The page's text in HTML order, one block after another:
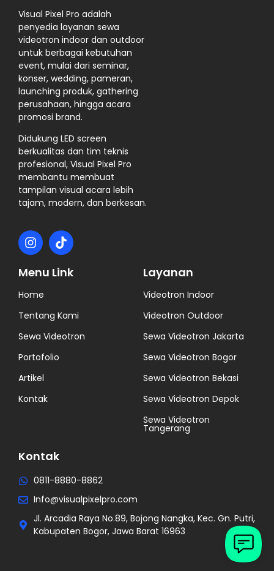
Visual Pixel Pro adalah
penyedia layanan sewa
videotron indoor dan outdoor
untuk berbagai kebutuhan
event, mulai dari seminar,
konser, wedding, pameran,
launching produk, gathering
perusahaan, hingga acara
promosi brand.
Didukung LED screen
berkualitas dan tim teknis
profesional, Visual Pixel Pro
membantu membuat
tampilan visual acara lebih
tajam, modern, dan berkesan.
Menu Link
Home
Tentang Kami
Sewa Videotron
Portofolio
Artikel
Kontak
Layanan
Videotron Indoor
Videotron Outdoor
Sewa Videotron Jakarta
Sewa Videotron Bogor
Sewa Videotron Bekasi
Sewa Videotron Depok
Sewa Videotron
Tangerang
Kontak
0811-8880-8862
Info@visualpixelpro.com
Jl. Arcadia Raya No.89, Bojong Nangka, Kec. Gn. Putri,
Kabupaten Bogor, Jawa Barat 16963